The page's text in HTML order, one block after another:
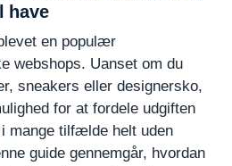
have
en populær
webshops. Uanset om du
sneakers eller designersko,
for at fordele udgiften
mange tilfælde helt uden
guide gennemgår, hvordan